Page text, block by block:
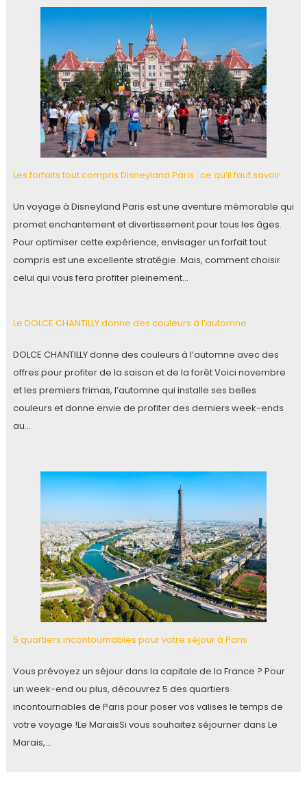
Les forfaits tout compris Disneyland Paris : ce qu’il faut savoir
Un voyage à Disneyland Paris est une aventure mémorable qui
promet enchantement et divertissement pour tous les âges.
Pour optimiser cette expérience, envisager un forfait tout
compris est une excellente stratégie. Mais, comment choisir
celui qui vous fera profiter pleinement…
Le DOLCE CHANTILLY donne des couleurs à l’automne
DOLCE CHANTILLY donne des couleurs à l’automne avec des
offres pour profiter de la saison et de la forêt Voici novembre
et les premiers frimas, l’automne qui installe ses belles
couleurs et donne envie de profiter des derniers week-ends
au…
5 quartiers incontournables pour votre séjour à Paris
Vous prévoyez un séjour dans la capitale de la France ? Pour
un week-end ou plus, découvrez 5 des quartiers
incontournables de Paris pour poser vos valises le temps de
votre voyage !Le MaraisSi vous souhaitez séjourner dans Le
Marais,…